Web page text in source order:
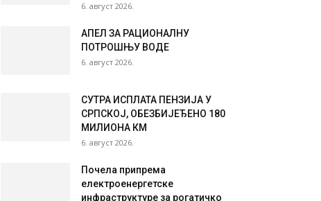
6. август 2026.
АПЕЛ ЗА РАЦИОНАЛНУ
ПОТРОШЊУ ВОДЕ
6. август 2026.
СУТРА ИСПЛАТА ПЕНЗИЈА У
СРПСКОЈ, ОБЕЗБИЈЕЂЕНО 180
МИЛИОНА КМ
6. август 2026.
Почела припрема
електроенергетске
инфраструктуре за рогатичко